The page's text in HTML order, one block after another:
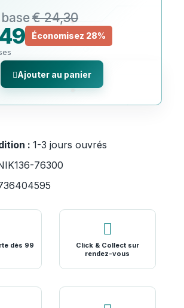
€ 24,30
Économisez 28%
Ajouter au panier
: 1-3 jours ouvrés
76300
dès 99
Click & Collect sur
rendez-vous